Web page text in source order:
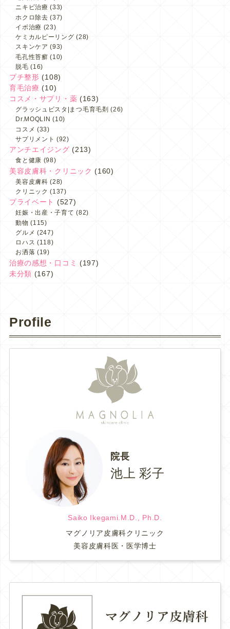
ニキビ治療 (33)
ホクロ除去 (37)
イボ治療 (23)
ケミカルピーリング (28)
スキンケア (93)
毛孔性苔癬 (10)
脱毛 (16)
プチ整形 (108)
育毛治療 (10)
コスメ・サプリ・薬 (163)
グラッシュビスタ|まつ毛育毛剤 (26)
Dr.MOQLIN (10)
コスメ (33)
サプリメント (92)
アンチエイジング (213)
食と健康 (98)
美容皮膚科・クリニック (160)
美容皮膚科 (28)
クリニック (137)
プライベート (527)
妊娠・出産・子育て (82)
動物 (115)
グルメ (247)
ロハス (118)
お洒落 (19)
治療の感想・口コミ
(197)
未分類 (167)
Profile
院長
池上 彩子
Saiko Ikegami.M.D., Ph.D.
マグノリア皮膚科クリニック
美容皮膚科医・医学博士